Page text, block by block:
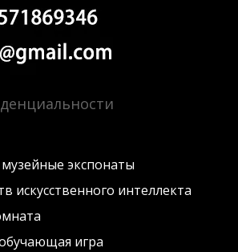
экспонаты
искусственного интеллекта
игра